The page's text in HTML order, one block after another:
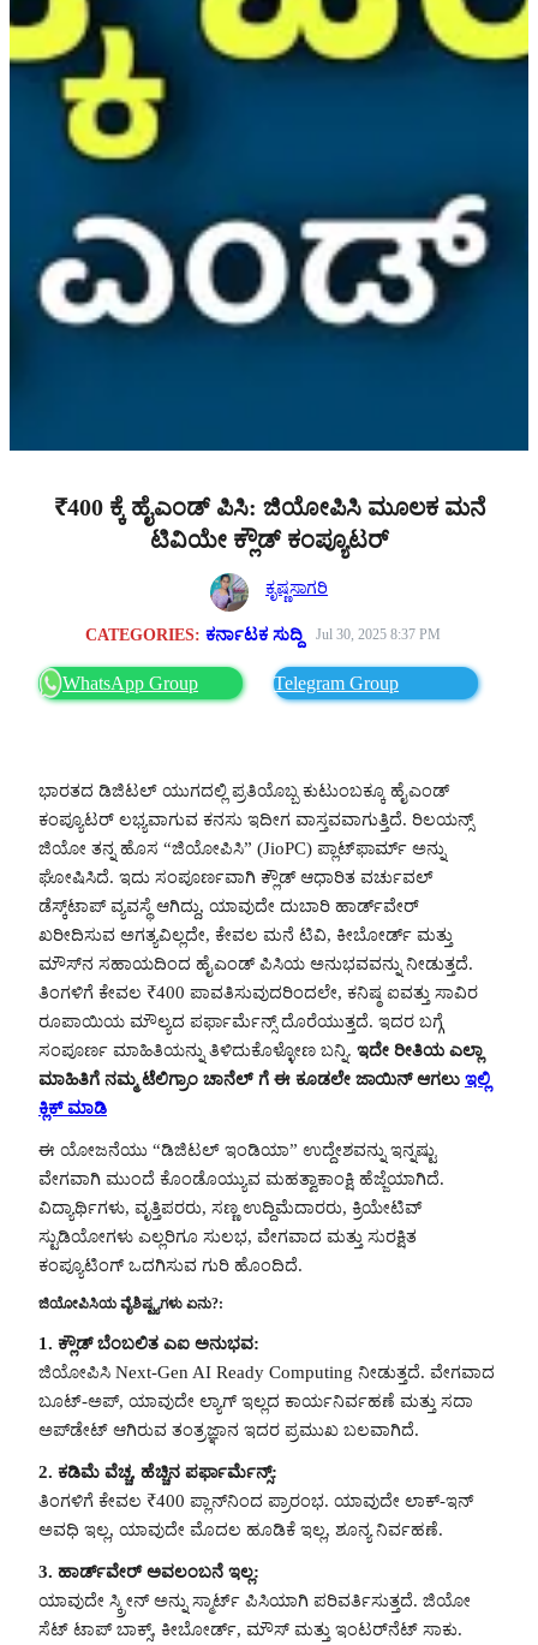
₹400 ಕ್ಕೆ ಹೈಎಂಡ್ ಪಿಸಿ: ಜಿಯೋಪಿಸಿ ಮೂಲಕ ಮನೆ
ಟಿವಿಯೇ ಕ್ಲೌಡ್ ಕಂಪ್ಯೂಟರ್
ಕೃಷ್ಣಸಾಗರಿ
CATEGORIES: ಕರ್ನಾಟಕ ಸುದ್ದಿ Jul 30, 2025 8:37 PM
WhatsApp Group Telegram Group
ಭಾರತದ ಡಿಜಿಟಲ್ ಯುಗದಲ್ಲಿ ಪ್ರತಿಯೊಬ್ಬ ಕುಟುಂಬಕ್ಕೂ ಹೈಎಂಡ್
ಕಂಪ್ಯೂಟರ್ ಲಭ್ಯವಾಗುವ ಕನಸು ಇದೀಗ ವಾಸ್ತವವಾಗುತ್ತಿದೆ. ರಿಲಯನ್ಸ್
ಜಿಯೋ ತನ್ನ ಹೊಸ “ಜಿಯೋಪಿಸಿ” (JioPC) ಪ್ಲಾಟ್‌ಫಾರ್ಮ್ ಅನ್ನು
ಘೋಷಿಸಿದೆ. ಇದು ಸಂಪೂರ್ಣವಾಗಿ ಕ್ಲೌಡ್ ಆಧಾರಿತ ವರ್ಚುವಲ್
ಡೆಸ್ಕ್‌ಟಾಪ್ ವ್ಯವಸ್ಥೆ ಆಗಿದ್ದು, ಯಾವುದೇ ದುಬಾರಿ ಹಾರ್ಡ್‌ವೇರ್
ಖರೀದಿಸುವ ಅಗತ್ಯವಿಲ್ಲದೇ, ಕೇವಲ ಮನೆ ಟಿವಿ, ಕೀಬೋರ್ಡ್ ಮತ್ತು
ಮೌಸ್‌ನ ಸಹಾಯದಿಂದ ಹೈಎಂಡ್ ಪಿಸಿಯ ಅನುಭವವನ್ನು ನೀಡುತ್ತದೆ.
ತಿಂಗಳಿಗೆ ಕೇವಲ ₹400 ಪಾವತಿಸುವುದರಿಂದಲೇ, ಕನಿಷ್ಠ ಐವತ್ತು ಸಾವಿರ
ರೂಪಾಯಿಯ ಮೌಲ್ಯದ ಪರ್ಫಾರ್ಮೆನ್ಸ್ ದೊರೆಯುತ್ತದೆ. ಇದರ ಬಗ್ಗೆ
ಸಂಪೂರ್ಣ ಮಾಹಿತಿಯನ್ನು ತಿಳಿದುಕೊಳ್ಳೋಣ ಬನ್ನಿ. ಇದೇ ರೀತಿಯ ಎಲ್ಲಾ
ಮಾಹಿತಿಗೆ ನಮ್ಮ ಟೆಲಿಗ್ರಾಂ ಚಾನೆಲ್ ಗೆ ಈ ಕೂಡಲೇ ಜಾಯಿನ್ ಆಗಲು ಇಲ್ಲಿ
ಕ್ಲಿಕ್ ಮಾಡಿ
ಈ ಯೋಜನೆಯು “ಡಿಜಿಟಲ್ ಇಂಡಿಯಾ” ಉದ್ದೇಶವನ್ನು ಇನ್ನಷ್ಟು
ವೇಗವಾಗಿ ಮುಂದೆ ಕೊಂಡೊಯ್ಯುವ ಮಹತ್ವಾಕಾಂಕ್ಷಿ ಹೆಜ್ಜೆಯಾಗಿದೆ.
ವಿದ್ಯಾರ್ಥಿಗಳು, ವೃತ್ತಿಪರರು, ಸಣ್ಣ ಉದ್ದಿಮೆದಾರರು, ಕ್ರಿಯೇಟಿವ್
ಸ್ಟುಡಿಯೋಗಳು ಎಲ್ಲರಿಗೂ ಸುಲಭ, ವೇಗವಾದ ಮತ್ತು ಸುರಕ್ಷಿತ
ಕಂಪ್ಯೂಟಿಂಗ್ ಒದಗಿಸುವ ಗುರಿ ಹೊಂದಿದೆ.
ಜಿಯೋಪಿಸಿಯ ವೈಶಿಷ್ಟ್ಯಗಳು ಏನು?:
1. ಕ್ಲೌಡ್ ಬೆಂಬಲಿತ ಎಐ ಅನುಭವ:
ಜಿಯೋಪಿಸಿ Next-Gen AI Ready Computing ನೀಡುತ್ತದೆ. ವೇಗವಾದ
ಬೂಟ್-ಅಪ್, ಯಾವುದೇ ಲ್ಯಾಗ್ ಇಲ್ಲದ ಕಾರ್ಯನಿರ್ವಹಣೆ ಮತ್ತು ಸದಾ
ಅಪ್‌ಡೇಟ್ ಆಗಿರುವ ತಂತ್ರಜ್ಞಾನ ಇದರ ಪ್ರಮುಖ ಬಲವಾಗಿದೆ.
2. ಕಡಿಮೆ ವೆಚ್ಚ, ಹೆಚ್ಚಿನ ಪರ್ಫಾರ್ಮೆನ್ಸ್:
ತಿಂಗಳಿಗೆ ಕೇವಲ ₹400 ಪ್ಲಾನ್‌ನಿಂದ ಪ್ರಾರಂಭ. ಯಾವುದೇ ಲಾಕ್-ಇನ್
ಅವಧಿ ಇಲ್ಲ, ಯಾವುದೇ ಮೊದಲ ಹೂಡಿಕೆ ಇಲ್ಲ, ಶೂನ್ಯ ನಿರ್ವಹಣೆ.
3. ಹಾರ್ಡ್‌ವೇರ್ ಅವಲಂಬನೆ ಇಲ್ಲ:
ಯಾವುದೇ ಸ್ಕ್ರೀನ್ ಅನ್ನು ಸ್ಮಾರ್ಟ್ ಪಿಸಿಯಾಗಿ ಪರಿವರ್ತಿಸುತ್ತದೆ. ಜಿಯೋ
ಸೆಟ್ ಟಾಪ್ ಬಾಕ್ಸ್, ಕೀಬೋರ್ಡ್, ಮೌಸ್ ಮತ್ತು ಇಂಟರ್‌ನೆಟ್ ಸಾಕು.